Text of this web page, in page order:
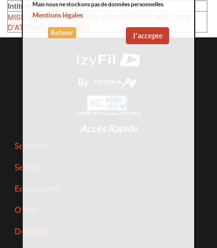
Intitulé
MISE EN OEUVRE D'IZYFIL POUR GÉRER VOS FILES
D'ATTENTE [SERVICES]
By
AKCMS 2026 version 2.8.0.23450
Accès Rapide
Solutions
Services
Equipement
Offres
Découvrir
Mais nous ne stockons pas de données personnelles.
Mentions légales
J'accepte
Refuser